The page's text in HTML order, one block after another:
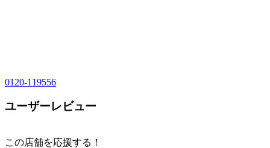
0120-119556
ユーザーレビュー
この店舗を応援する！